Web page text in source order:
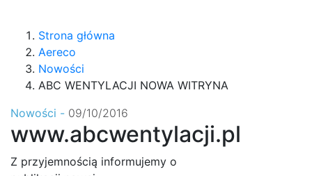
Strona główna
Aereco
Nowości
ABC WENTYLACJI NOWA WITRYNA
Nowości - 09/10/2016
www.abcwentylacji.pl
Z przyjemnością informujemy o